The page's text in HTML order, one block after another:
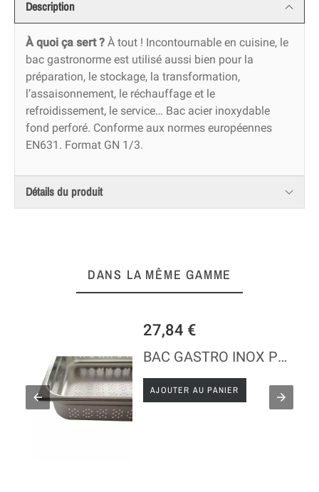
Description
À quoi ça sert ? À tout ! Incontournable en cuisine, le
bac gastronorme est utilisé aussi bien pour la
préparation, le stockage, la transformation,
l’assaisonnement, le réchauffage et le
refroidissement, le service… Bac acier inoxydable
fond perforé. Conforme aux normes européennes
EN631. Format GN 1/3.
Détails du produit
DANS LA MÊME GAMME
27,84 €
BAC GASTRO INOX PERFORE 1/2
AJOUTER AU PANIER